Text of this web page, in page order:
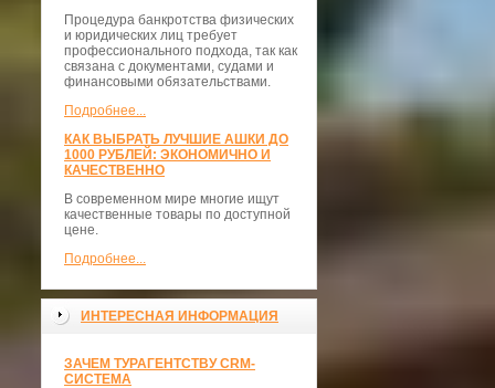
Процедура банкротства физических
и юридических лиц требует
профессионального подхода, так как
связана с документами, судами и
финансовыми обязательствами.
Подробнее...
КАК ВЫБРАТЬ ЛУЧШИЕ АШКИ ДО
1000 РУБЛЕЙ: ЭКОНОМИЧНО И
КАЧЕСТВЕННО
В современном мире многие ищут
качественные товары по доступной
цене.
Подробнее...
ИНТЕРЕСНАЯ ИНФОРМАЦИЯ
ЗАЧЕМ ТУРАГЕНТСТВУ CRM-
СИСТЕМА